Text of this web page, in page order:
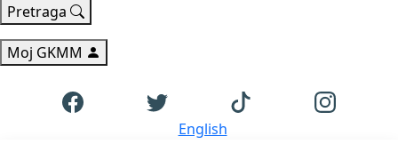
Pretraga
Moj GKMM
English